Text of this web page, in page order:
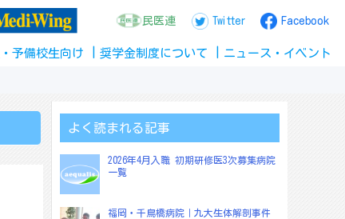
民医連 Twitter Facebook
・ 予備校生向け 奨学金制度 について ニュース ・ イベント
よく読まれる記事
2026年4月入職 初期研修医3次募集病院
一覧
福岡・千鳥橋病院｜九大生体解剖事件